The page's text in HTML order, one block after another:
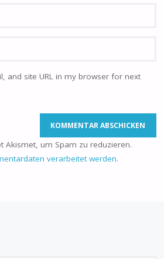
and site URL in my browser for next
Akismet, um Spam zu reduzieren.
verarbeitet werden.